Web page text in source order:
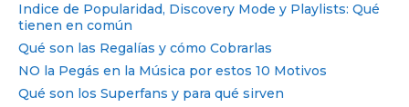
Indice de Popularidad, Discovery Mode y Playlists: Qué
tienen en común
Qué son las Regalías y cómo Cobrarlas
NO la Pegás en la Música por estos 10 Motivos
Qué son los Superfans y para qué sirven